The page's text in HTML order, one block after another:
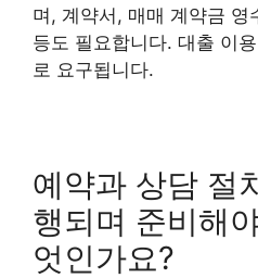
며, 계약서, 매매 계약금 영
등도 필요합니다. 대출 이
로 요구됩니다.
예약과 상담 절
행되며 준비해
엇인가요?